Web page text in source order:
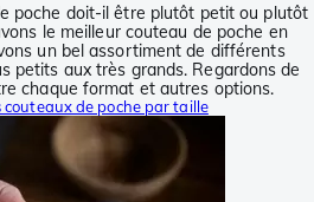
poche doit-il être plutôt petit ou plutôt
le meilleur couteau de poche en
un bel assortiment de différents
petits aux très grands. Regardons de
chaque format et autres options.
de poche par taille